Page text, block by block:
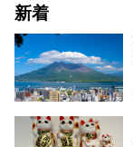
新着